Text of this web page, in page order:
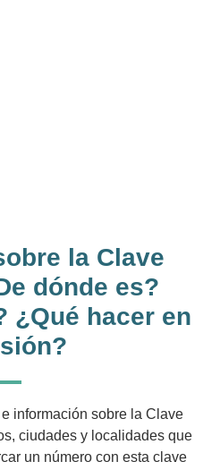
la Clave
dónde es?
¿Qué hacer en
información sobre la Clave
ciudades y localidades que
un número con esta clave